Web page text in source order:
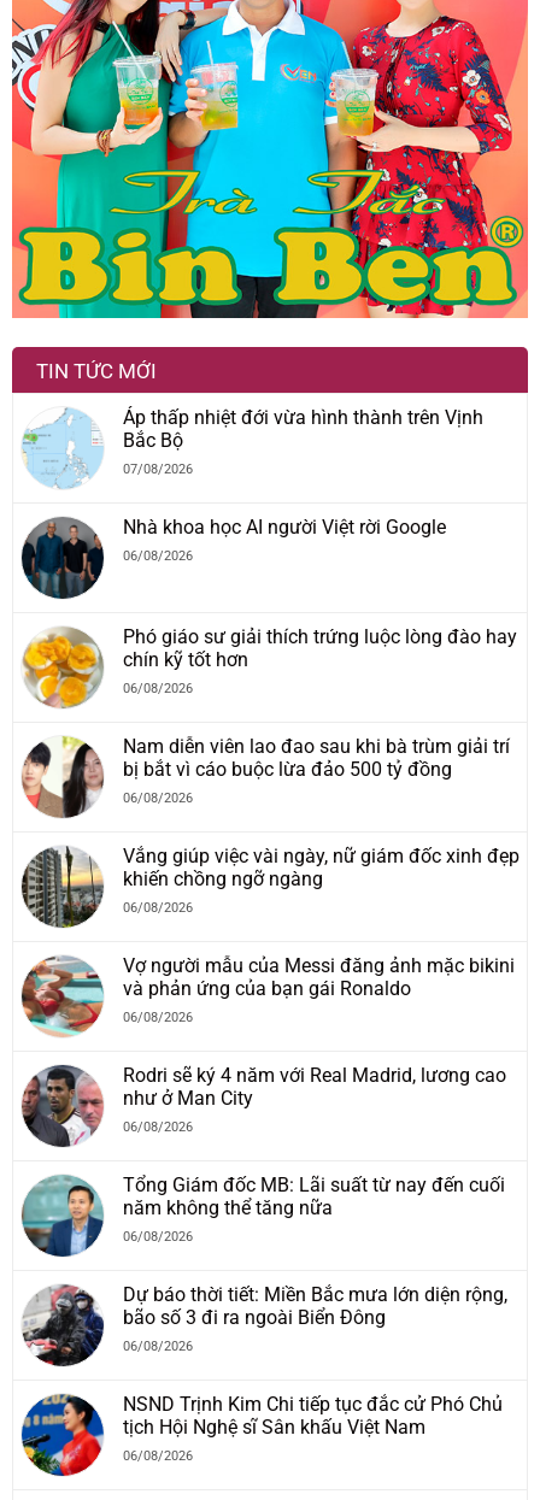
TIN TỨC MỚI
Áp thấp nhiệt đới vừa hình thành trên Vịnh
Bắc Bộ
07/08/2026
Nhà khoa học AI người Việt rời Google
06/08/2026
Phó giáo sư giải thích trứng luộc lòng đào hay
chín kỹ tốt hơn
06/08/2026
Nam diễn viên lao đao sau khi bà trùm giải trí
bị bắt vì cáo buộc lừa đảo 500 tỷ đồng
06/08/2026
Vắng giúp việc vài ngày, nữ giám đốc xinh đẹp
khiến chồng ngỡ ngàng
06/08/2026
Vợ người mẫu của Messi đăng ảnh mặc bikini
và phản ứng của bạn gái Ronaldo
06/08/2026
Rodri sẽ ký 4 năm với Real Madrid, lương cao
như ở Man City
06/08/2026
Tổng Giám đốc MB: Lãi suất từ nay đến cuối
năm không thể tăng nữa
06/08/2026
Dự báo thời tiết: Miền Bắc mưa lớn diện rộng,
bão số 3 đi ra ngoài Biển Đông
06/08/2026
NSND Trịnh Kim Chi tiếp tục đắc cử Phó Chủ
tịch Hội Nghệ sĩ Sân khấu Việt Nam
06/08/2026